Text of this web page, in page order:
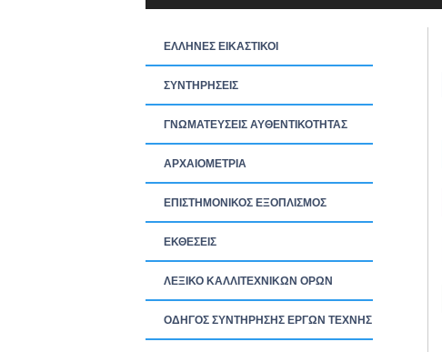
ΕΛΛΗΝΕΣ ΕΙΚΑΣΤΙΚΟΙ
ΣΥΝΤΗΡΗΣΕΙΣ
ΓΝΩΜΑΤΕΥΣΕΙΣ ΑΥΘΕΝΤΙΚΟΤΗΤΑΣ
ΑΡΧΑΙΟΜΕΤΡΙΑ
ΕΠΙΣΤΗΜΟΝΙΚΟΣ ΕΞΟΠΛΙΣΜΟΣ
ΕΚΘΕΣΕΙΣ
ΛΕΞΙΚΟ ΚΑΛΛΙΤΕΧΝΙΚΩΝ ΟΡΩΝ
ΟΔΗΓΟΣ ΣΥΝΤΗΡΗΣΗΣ ΕΡΓΩΝ ΤΕΧΝΗΣ